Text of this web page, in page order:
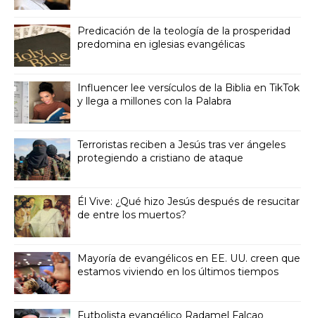
Predicación de la teología de la prosperidad
predomina en iglesias evangélicas
Influencer lee versículos de la Biblia en TikTok
y llega a millones con la Palabra
Terroristas reciben a Jesús tras ver ángeles
protegiendo a cristiano de ataque
Él Vive: ¿Qué hizo Jesús después de resucitar
de entre los muertos?
Mayoría de evangélicos en EE. UU. creen que
estamos viviendo en los últimos tiempos
Futbolista evangélico Radamel Falcao